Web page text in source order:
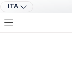
ITA